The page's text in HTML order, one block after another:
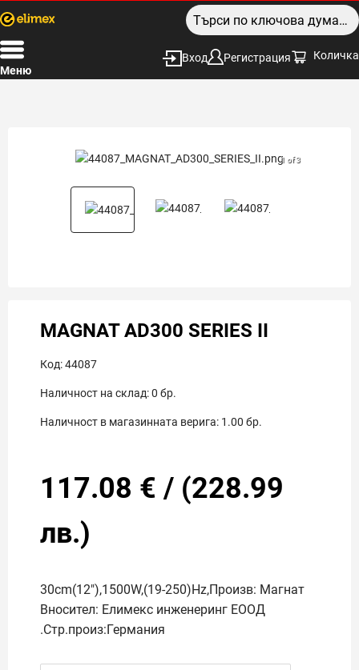
Меню
Вход Регистрация Количка
1 of 3
MAGNAT AD300 SERIES II
Код:44087
Наличност на склад:0 бр.
Наличност в магазинната верига: 1.00 бр.
117.08 € / (228.99
лв.)
30cm(12"),1500W,(19-250)Hz,Произв: Магнат
Вносител: Елимекс инженеринг ЕООД
.Стр.произ:Германия